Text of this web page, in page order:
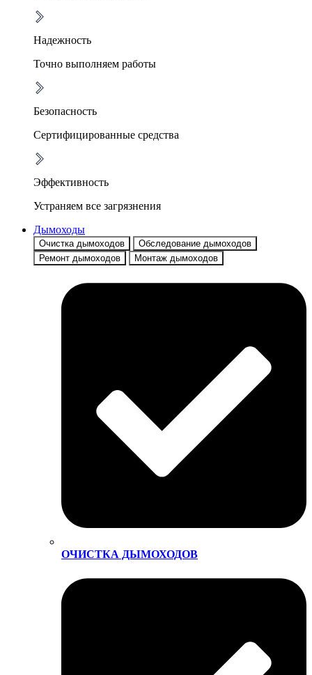
Надежность
Точно выполняем работы
Безопасность
Сертифицированные средства
Эффективность
Устраняем все загрязнения
Дымоходы
Очистка дымоходов
Обследование дымоходов
Ремонт дымоходов
Монтаж дымоходов
ОЧИСТКА ДЫМОХОДОВ